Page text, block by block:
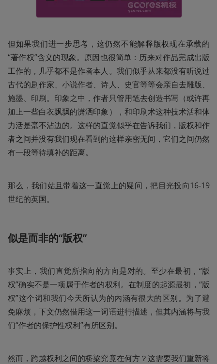
但如果我们进一步思考，这仍然不能解释版权现在承载的
“著作权”含义的现象。原因也很简单：历来对作品完成出版
工作的，几乎都不是作者本人。我们似乎从来都没有听说过
古代的剧作家、小说作者、诗人、史官等等会亲自去雕版、
施墨、印刷。印象之中，作者只管用笔去创造书写（或许再
加上一些白衣飘飘的潇洒印象），和印刷术这种技术活和体
力活是毫不沾边的。这样的直觉似乎在告诉我们，版权和作
者之间并没有我们现在看到的这样亲密无间，它们之间仍然
有一段等待填补的距离。
那么，我们姑且带着这一直觉上的疑问，把目光投向16-19
世纪的英国。
似是而非的“版权”
事实上，我们直觉所指向的方向是对的。至少在最初，“版
权”确实不是一项属于作者的权利。在制度的起源最初，“版
权”这个词和我们今天所认为的内涵有很大的区别。为了避
免麻烦，下文仍然借用这一词语进行描述，但其内涵将与我
们“作者的保护性权利”有所区别。
然而，跨越权利之间的桥梁究竟在何方？这需要我们重新将